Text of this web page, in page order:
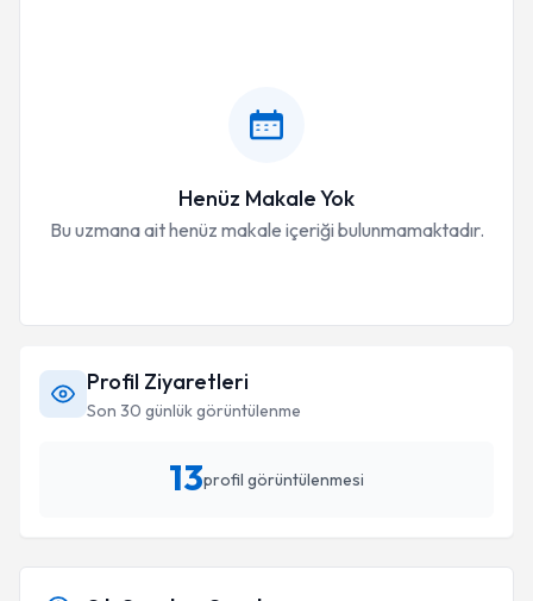
Henüz Makale Yok
Bu uzmana ait henüz makale içeriği bulunmamaktadır.
Profil Ziyaretleri
Son 30 günlük görüntülenme
13profil görüntülenmesi